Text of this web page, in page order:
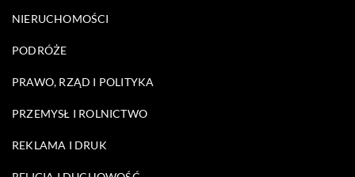
NIERUCHOMOŚCI
PODRÓŻE
PRAWO, RZĄD I POLITYKA
PRZEMYSŁ I ROLNICTWO
REKLAMA I DRUK